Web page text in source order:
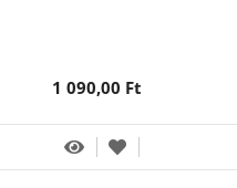
1 090,00 Ft